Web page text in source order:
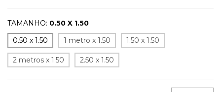
TAMANHO: 0.50 X 1.50
0.50 x 1.50
1 metro x 1.50 1.50 x 1.50
2 metros x 1.50 2.50 x 1.50